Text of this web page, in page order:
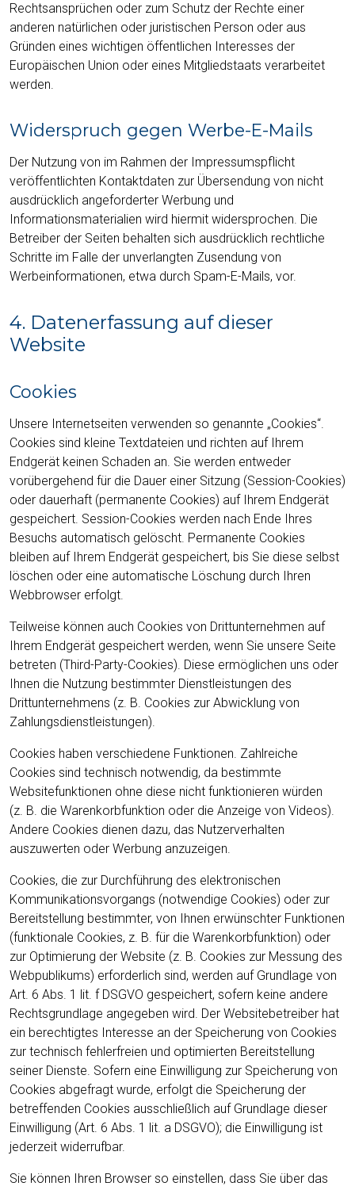
Rechtsansprüchen oder zum Schutz der Rechte einer
anderen natürlichen oder juristischen Person oder aus
Gründen eines wichtigen öffentlichen Interesses der
Europäischen Union oder eines Mitgliedstaats verarbeitet
werden.
Widerspruch gegen Werbe-E-Mails
Der Nutzung von im Rahmen der Impressumspflicht
veröffentlichten Kontaktdaten zur Übersendung von nicht
ausdrücklich angeforderter Werbung und
Informationsmaterialien wird hiermit widersprochen. Die
Betreiber der Seiten behalten sich ausdrücklich rechtliche
Schritte im Falle der unverlangten Zusendung von
Werbeinformationen, etwa durch Spam-E-Mails, vor.
4. Datenerfassung auf dieser
Website
Cookies
Unsere Internetseiten verwenden so genannte „Cookies“.
Cookies sind kleine Textdateien und richten auf Ihrem
Endgerät keinen Schaden an. Sie werden entweder
vorübergehend für die Dauer einer Sitzung (Session-Cookies)
oder dauerhaft (permanente Cookies) auf Ihrem Endgerät
gespeichert. Session-Cookies werden nach Ende Ihres
Besuchs automatisch gelöscht. Permanente Cookies
bleiben auf Ihrem Endgerät gespeichert, bis Sie diese selbst
löschen oder eine automatische Löschung durch Ihren
Webbrowser erfolgt.
Teilweise können auch Cookies von Drittunternehmen auf
Ihrem Endgerät gespeichert werden, wenn Sie unsere Seite
betreten (Third-Party-Cookies). Diese ermöglichen uns oder
Ihnen die Nutzung bestimmter Dienstleistungen des
Drittunternehmens (z. B. Cookies zur Abwicklung von
Zahlungsdienstleistungen).
Cookies haben verschiedene Funktionen. Zahlreiche
Cookies sind technisch notwendig, da bestimmte
Websitefunktionen ohne diese nicht funktionieren würden
(z. B. die Warenkorbfunktion oder die Anzeige von Videos).
Andere Cookies dienen dazu, das Nutzerverhalten
auszuwerten oder Werbung anzuzeigen.
Cookies, die zur Durchführung des elektronischen
Kommunikationsvorgangs (notwendige Cookies) oder zur
Bereitstellung bestimmter, von Ihnen erwünschter Funktionen
(funktionale Cookies, z. B. für die Warenkorbfunktion) oder
zur Optimierung der Website (z. B. Cookies zur Messung des
Webpublikums) erforderlich sind, werden auf Grundlage von
Art. 6 Abs. 1 lit. f DSGVO gespeichert, sofern keine andere
Rechtsgrundlage angegeben wird. Der Websitebetreiber hat
ein berechtigtes Interesse an der Speicherung von Cookies
zur technisch fehlerfreien und optimierten Bereitstellung
seiner Dienste. Sofern eine Einwilligung zur Speicherung von
Cookies abgefragt wurde, erfolgt die Speicherung der
betreffenden Cookies ausschließlich auf Grundlage dieser
Einwilligung (Art. 6 Abs. 1 lit. a DSGVO); die Einwilligung ist
jederzeit widerrufbar.
Sie können Ihren Browser so einstellen, dass Sie über das